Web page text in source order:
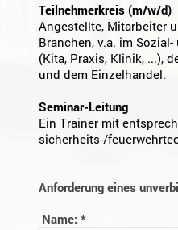
Teilnehmerkreis (m/w/d)
Angestellte, Mitarbeiter
Branchen, v.a. im
(Kita, Praxis, Klinik, ...),
und dem Einzelhandel.
Seminar-Leitung
Ein Trainer mit
sicherheits-/
Anforderung eines
Name:*